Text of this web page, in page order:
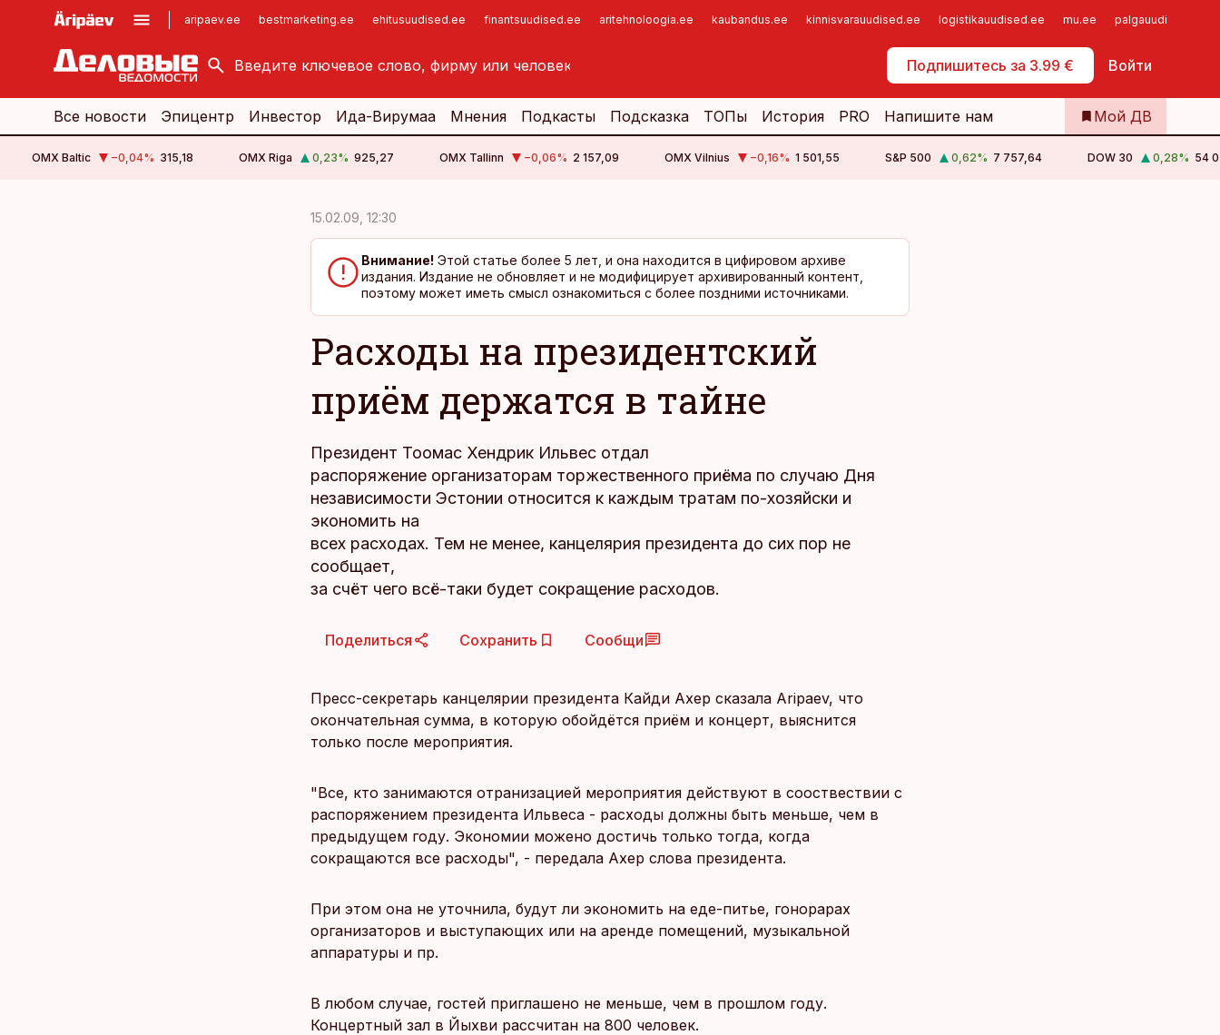
aripaev.ee bestmarketing.ee ehitusuudised.ee finantsuudised.ee aritehnoloogia.ee kaubandus.ee kinnisvarauudised.ee logistikauudised.ee mu.ee palgauudised.ee
Подпишитесь за 3.99 € Войти
kinnisvarauudised.ee
logistikauudised.ee
imelineajalugu.ee
Самообслуживание
Все новости Эпицентр Инвестор Ида-Вирумаа Мнения Подкасты Подсказка ТОПы История PRO Напишите нам Мой ДВ
OMX Baltic −0,04% 315,18 OMX Riga 0,23% 925,27 OMX Tallinn −0,06% 2 157,09 OMX Vilnius −0,16% 1 501,55 S&P 500 0,62% 7 757,64 DOW 30 0,28% 54
15.02.09, 12:30
Внимание! Этой статье более 5 лет, и она находится в цифировом архиве
издания. Издание не обновляет и не модифицирует архивированный контент,
поэтому может иметь смысл ознакомиться с более поздними источниками.
Расходы на президентский
приём держатся в тайне
Президент Тоомас Хендрик Ильвес отдал
распоряжение организаторам торжественного приёма по случаю Дня
независимости Эстонии относится к каждым тратам по-хозяйски и
экономить на
всех расходах. Тем не менее, канцелярия президента до сих пор не
сообщает,
за счёт чего всё-таки будет сокращение расходов.
Поделиться Сохранить Сообщи
Пресс-секретарь канцелярии президента Кайди Ахер сказала Aripaev, что
окончательная сумма, в которую обойдётся приём и концерт, выяснится
только после мероприятия.
"Все, кто занимаются отранизацией мероприятия действуют в сооствествии с
распоряжением президента Ильвеса - расходы должны быть меньше, чем в
предыдущем году. Экономии можено достичь только тогда, когда
сокращаются все расходы", - передала Ахер слова президента.
При этом она не уточнила, будут ли экономить на еде-питье, гонорарах
организаторов и выступающих или на аренде помещений, музыкальной
аппаратуры и пр.
В любом случае, гостей приглашено не меньше, чем в прошлом году.
Концертный зал в Йыхви рассчитан на 800 человек.